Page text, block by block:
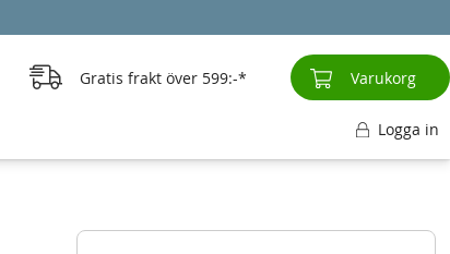
Gratis frakt över 599:- Varukorg
Logga in